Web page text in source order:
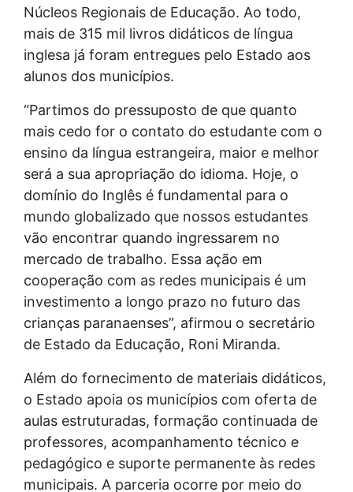
Núcleos Regionais de Educação. Ao todo,
mais de 315 mil livros didáticos de língua
inglesa já foram entregues pelo Estado aos
alunos dos municípios.
“Partimos do pressuposto de que quanto
mais cedo for o contato do estudante com o
ensino da língua estrangeira, maior e melhor
será a sua apropriação do idioma. Hoje, o
domínio do Inglês é fundamental para o
mundo globalizado que nossos estudantes
vão encontrar quando ingressarem no
mercado de trabalho. Essa ação em
cooperação com as redes municipais é um
investimento a longo prazo no futuro das
crianças paranaenses”, afirmou o secretário
de Estado da Educação, Roni Miranda.
Além do fornecimento de materiais didáticos,
o Estado apoia os municípios com oferta de
aulas estruturadas, formação continuada de
professores, acompanhamento técnico e
pedagógico e suporte permanente às redes
municipais. A parceria ocorre por meio do